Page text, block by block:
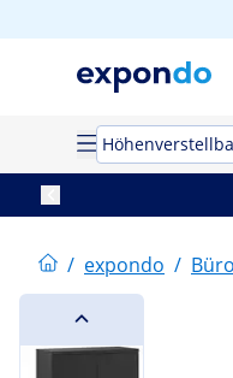
/ expondo / Büro